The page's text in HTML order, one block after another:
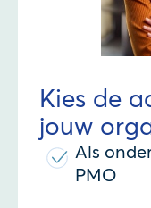
Kies de
jouw
Als
PMO